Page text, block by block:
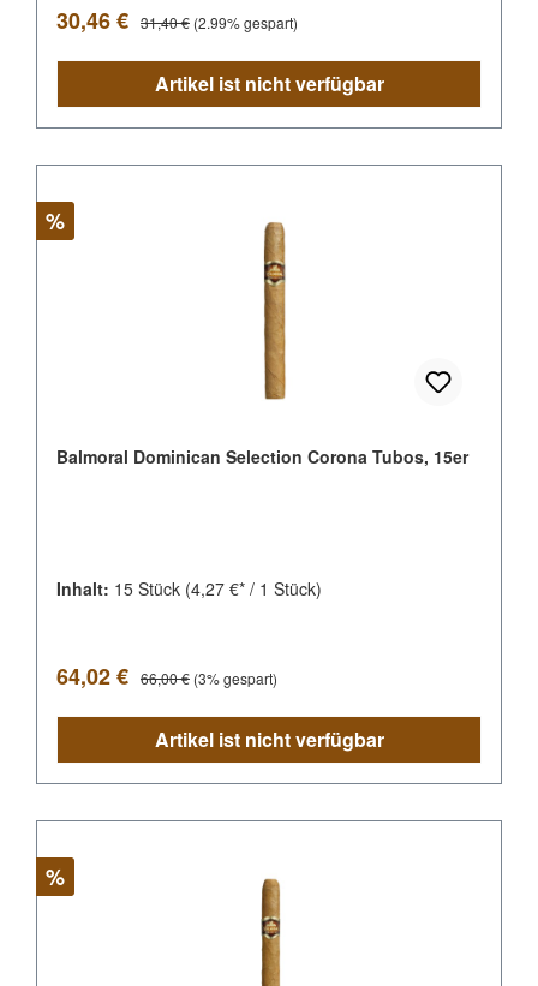
Verkaufspreis:
30,46 € Regulärer Preis:
31,40 € (2.99% gespart)
Artikel ist nicht verfügbar
Rabatt
%
Balmoral Dominican Selection Corona Tubos, 15er
Inhalt: 15 Stück (4,27 €* / 1 Stück)
Verkaufspreis:
64,02 € Regulärer Preis:
66,00 € (3% gespart)
Artikel ist nicht verfügbar
Rabatt
%